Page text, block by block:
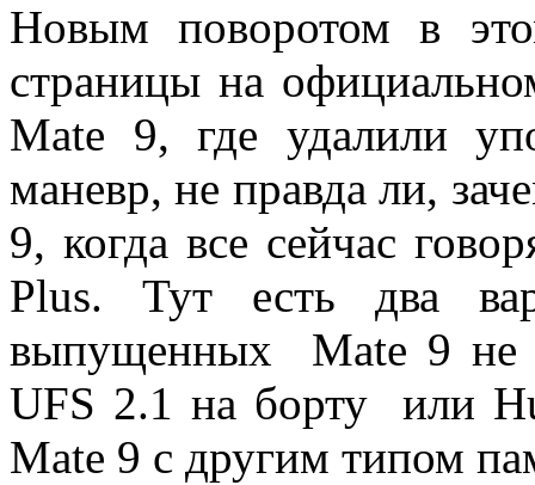
Новым поворотом в
страницы на
Mate 9, где удалили
маневр, не правда ли,
9, когда все сейчас
Plus. Тут есть два
выпущенных Mate 9 не
UFS 2.1 на борту или
Mate 9 с другим типом